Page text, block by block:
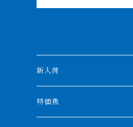
新入荷
特価魚